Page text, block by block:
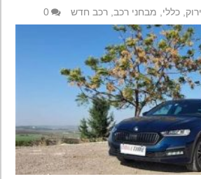
,כללי,מבחני רכב,רכב חדש 0